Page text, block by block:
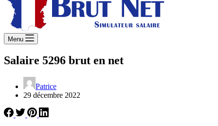
Menu
Salaire 5296 brut en net
Patrice
29 décembre 2022